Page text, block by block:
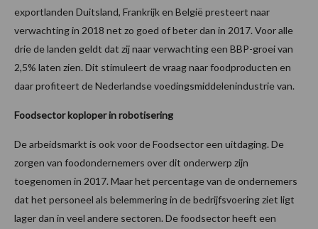
exportlanden Duitsland, Frankrijk en België presteert naar
verwachting in 2018 net zo goed of beter dan in 2017. Voor alle
drie de landen geldt dat zij naar verwachting een BBP-groei van
2,5% laten zien. Dit stimuleert de vraag naar foodproducten en
daar profiteert de Nederlandse voedingsmiddelenindustrie van.
Foodsector koploper in robotisering
De arbeidsmarkt is ook voor de Foodsector een uitdaging. De
zorgen van foodondernemers over dit onderwerp zijn
toegenomen in 2017. Maar het percentage van de ondernemers
dat het personeel als belemmering in de bedrijfsvoering ziet ligt
lager dan in veel andere sectoren. De foodsector heeft een